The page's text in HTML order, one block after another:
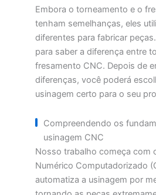
Embora o torneamento e o
tenham semelhanças, eles
diferentes para fabricar
para saber a diferença entre
fresamento CNC. Depois de
diferenças, você poderá
usinagem certo para o seu
Compreendendo os
usinagem CNC
Nosso trabalho começa com
Numérico Computadorizado
automatiza a usinagem por